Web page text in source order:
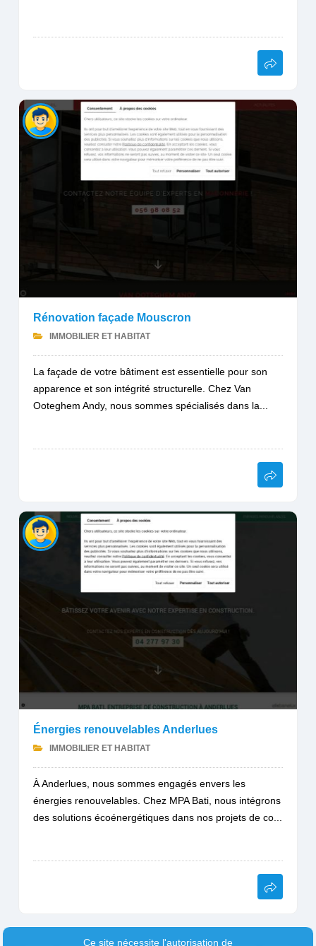
Rénovation façade Mouscron
IMMOBILIER ET HABITAT
La façade de votre bâtiment est essentielle pour son
apparence et son intégrité structurelle. Chez Van
Ooteghem Andy, nous sommes spécialisés dans la...
Énergies renouvelables Anderlues
IMMOBILIER ET HABITAT
À Anderlues, nous sommes engagés envers les
énergies renouvelables. Chez MPA Bati, nous intégrons
des solutions écoénergétiques dans nos projets de co...
Ce site nécessite l'autorisation de